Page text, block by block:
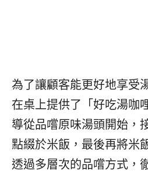
為了讓顧客能更好地享受
在桌上提供了「好吃湯咖
導從品嚐原味湯頭開始，
點綴於米飯，最後再將米
透過多層次的品嚐方式，